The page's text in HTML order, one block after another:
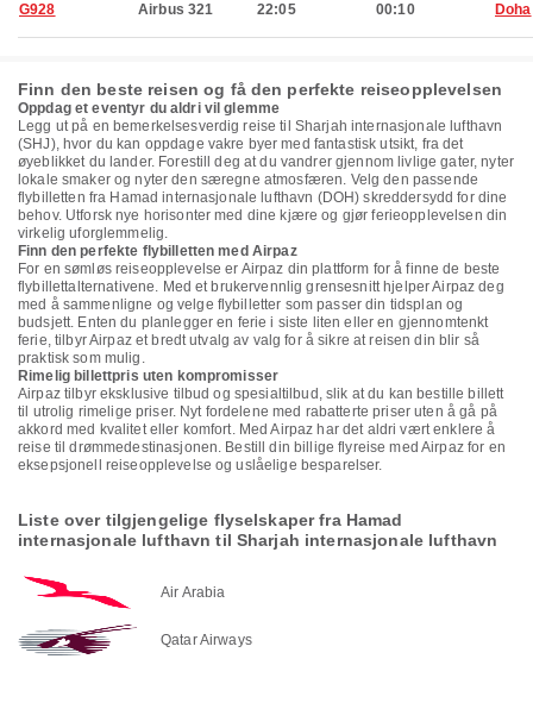
G928 Airbus 321 22:05 00:10 Doha
Finn den beste reisen og få den perfekte reiseopplevelsen
Oppdag et eventyr du aldri vil glemme
Legg ut på en bemerkelsesverdig reise til Sharjah internasjonale lufthavn
(SHJ), hvor du kan oppdage vakre byer med fantastisk utsikt, fra det
øyeblikket du lander. Forestill deg at du vandrer gjennom livlige gater, nyter
lokale smaker og nyter den særegne atmosfæren. Velg den passende
flybilletten fra Hamad internasjonale lufthavn (DOH) skreddersydd for dine
behov. Utforsk nye horisonter med dine kjære og gjør ferieopplevelsen din
virkelig uforglemmelig.
Finn den perfekte flybilletten med Airpaz
For en sømløs reiseopplevelse er Airpaz din plattform for å finne de beste
flybillettalternativene. Med et brukervennlig grensesnitt hjelper Airpaz deg
med å sammenligne og velge flybilletter som passer din tidsplan og
budsjett. Enten du planlegger en ferie i siste liten eller en gjennomtenkt
ferie, tilbyr Airpaz et bredt utvalg av valg for å sikre at reisen din blir så
praktisk som mulig.
Rimelig billettpris uten kompromisser
Airpaz tilbyr eksklusive tilbud og spesialtilbud, slik at du kan bestille billett
til utrolig rimelige priser. Nyt fordelene med rabatterte priser uten å gå på
akkord med kvalitet eller komfort. Med Airpaz har det aldri vært enklere å
reise til drømmedestinasjonen. Bestill din billige flyreise med Airpaz for en
eksepsjonell reiseopplevelse og uslåelige besparelser.
Liste over tilgjengelige flyselskaper fra Hamad
internasjonale lufthavn til Sharjah internasjonale lufthavn
Air Arabia
Qatar Airways